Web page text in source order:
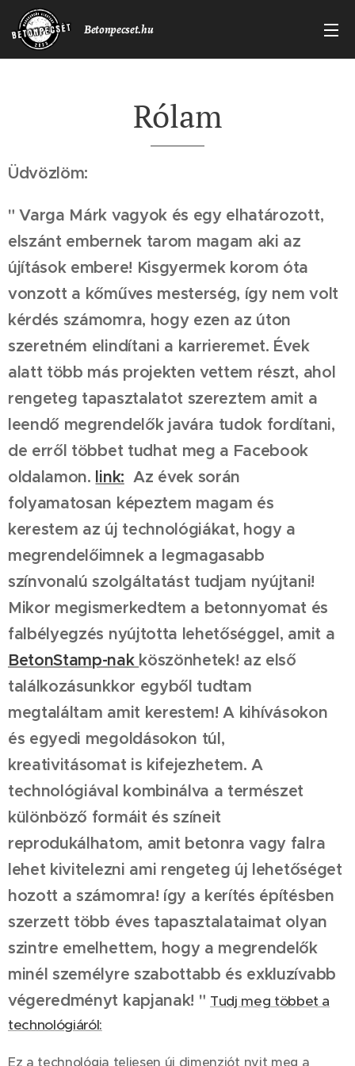
Betonpecset.hu
Rólam
Üdvözlöm:
" Varga Márk vagyok és egy elhatározott,
elszánt embernek tarom magam aki az
újítások embere! Kisgyermek korom óta
vonzott a kőműves mesterség, így nem volt
kérdés számomra, hogy ezen az úton
szeretném elindítani a karrieremet. Évek
alatt több más projekten vettem részt, ahol
rengeteg tapasztalatot szereztem amit a
leendő megrendelők javára tudok fordítani,
de erről többet tudhat meg a Facebook
oldalamon. link: Az évek során
folyamatosan képeztem magam és
kerestem az új technológiákat, hogy a
megrendelőimnek a legmagasabb
színvonalú szolgáltatást tudjam nyújtani!
Mikor megismerkedtem a betonnyomat és
falbélyegzés nyújtotta lehetőséggel, amit a
BetonStamp-nak köszönhetek! az első
találkozásunkkor egyből tudtam
megtaláltam amit kerestem! A kihívásokon
és egyedi megoldásokon túl,
kreativitásomat is kifejezhetem. A
technológiával kombinálva a természet
különböző formáit és színeit
reprodukálhatom, amit betonra vagy falra
lehet kivitelezni ami rengeteg új lehetőséget
hozott a számomra! így a kerítés építésben
szerzett több éves tapasztalataimat olyan
szintre emelhettem, hogy a megrendelők
minél személyre szabottabb és exkluzívabb
végeredményt kapjanak! " Tudj meg többet a
technológiáról:
Ez a technológia teljesen új dimenziót nyit meg a